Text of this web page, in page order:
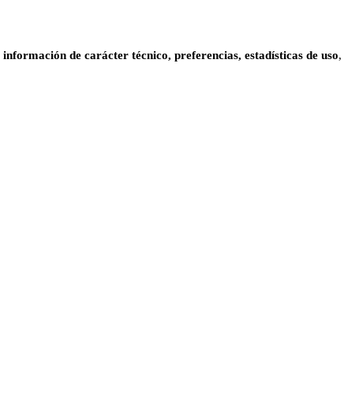
información de carácter técnico, preferencias, estadísticas de uso,